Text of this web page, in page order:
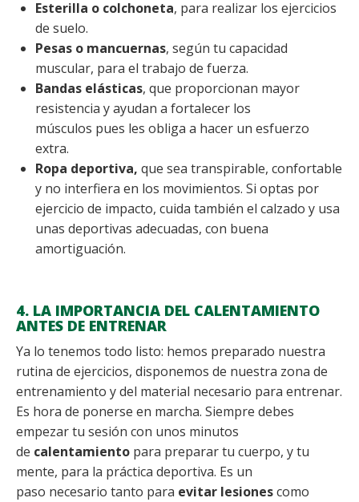
Esterilla o colchoneta, para realizar los ejercicios
de suelo.
Pesas o mancuernas, según tu capacidad
muscular, para el trabajo de fuerza.
Bandas elásticas, que proporcionan mayor
resistencia y ayudan a fortalecer los
músculos pues les obliga a hacer un esfuerzo
extra.
Ropa deportiva, que sea transpirable, confortable
y no interfiera en los movimientos. Si optas por
ejercicio de impacto, cuida también el calzado y usa
unas deportivas adecuadas, con buena
amortiguación.
4. LA IMPORTANCIA DEL CALENTAMIENTO
ANTES DE ENTRENAR
Ya lo tenemos todo listo: hemos preparado nuestra
rutina de ejercicios, disponemos de nuestra zona de
entrenamiento y del material necesario para entrenar.
Es hora de ponerse en marcha. Siempre debes
empezar tu sesión con unos minutos
de calentamiento para preparar tu cuerpo, y tu
mente, para la práctica deportiva. Es un
paso necesario tanto para evitar lesionescomo